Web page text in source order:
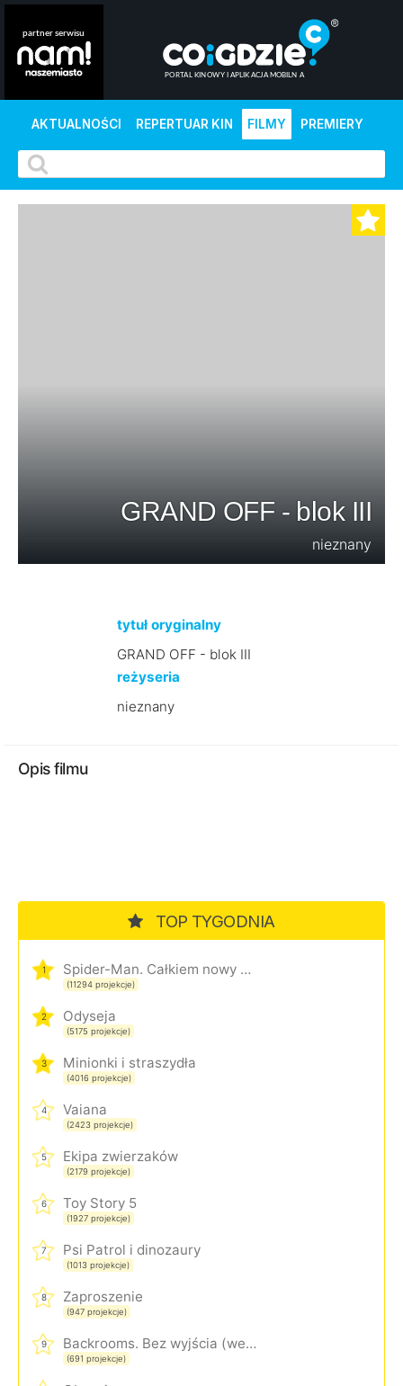
AKTUALNOŚCI REPERTUAR KIN FILMY PREMIERY
GRAND OFF - blok III
nieznany
tytuł oryginalny
GRAND OFF - blok III
reżyseria
nieznany
Opis filmu
TOP TYGODNIA
1 Spider-Man. Całkiem nowy dzień
(11294 projekcje)
2 Odyseja
(5175 projekcje)
3 Minionki i straszydła
(4016 projekcje)
4 Vaiana
(2423 projekcje)
5 Ekipa zwierzaków
(2179 projekcje)
6 Toy Story 5
(1927 projekcje)
7 Psi Patrol i dinozaury
(1013 projekcje)
8 Zaproszenie
(947 projekcje)
9 Backrooms. Bez wyjścia (wersja rozszerzona)
(691 projekcje)